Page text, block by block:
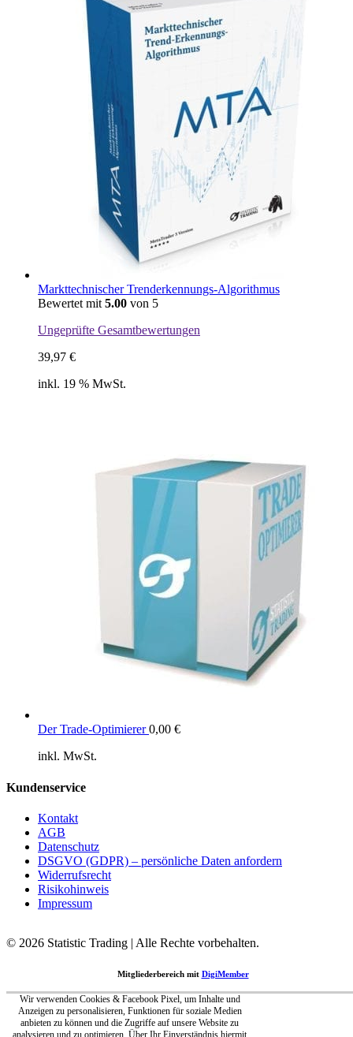
Markttechnischer Trenderkennungs-Algorithmus
Bewertet mit 5.00 von 5
Ungeprüfte Gesamtbewertungen
39,97 €
inkl. 19 % MwSt.
Der Trade-Optimierer 0,00 €
inkl. MwSt.
Kundenservice
Kontakt
AGB
Datenschutz
DSGVO (GDPR) – persönliche Daten anfordern
Widerrufsrecht
Risikohinweis
Impressum
© 2026 Statistic Trading | Alle Rechte vorbehalten.
Mitgliederbereich mit DigiMember
Wir verwenden Cookies & Facebook Pixel, um Inhalte und
Anzeigen zu personalisieren, Funktionen für soziale Medien
anbieten zu können und die Zugriffe auf unsere Website zu
analysieren und zu optimieren. Über Ihr Einverständnis hiermit